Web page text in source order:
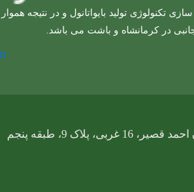
تکنولوژی تولید بایواتانول و در نتیجه
در کرمانشاه و باشت می باشد.
پلاک 9، طبقه پنجم